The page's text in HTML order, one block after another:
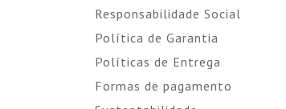
Responsabilidade Social
Política de Garantia
Políticas de Entrega
Formas de pagamento